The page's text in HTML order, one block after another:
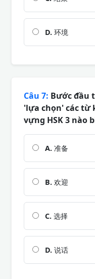
D. 环境
Câu 7: Bước đầu
'lựa chọn' các từ
vựng HSK 3 nào
A. 准备
B. 欢迎
C. 选择
D. 说话